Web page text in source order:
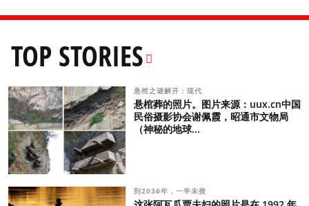
TOP STORIES
悬棺之谜解开：现代
悬棺葬的照片。图片来源：uux.cn中国
民俗摄影协会谢佩霞，昭通市文物局
（神秘的地球...
到2036年，一半未接